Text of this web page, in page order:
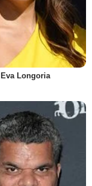
Eva Longoria